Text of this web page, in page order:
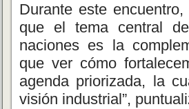
Durante este
que el tema central
naciones es la
que ver cómo
agenda priorizada, la
visión industrial”,